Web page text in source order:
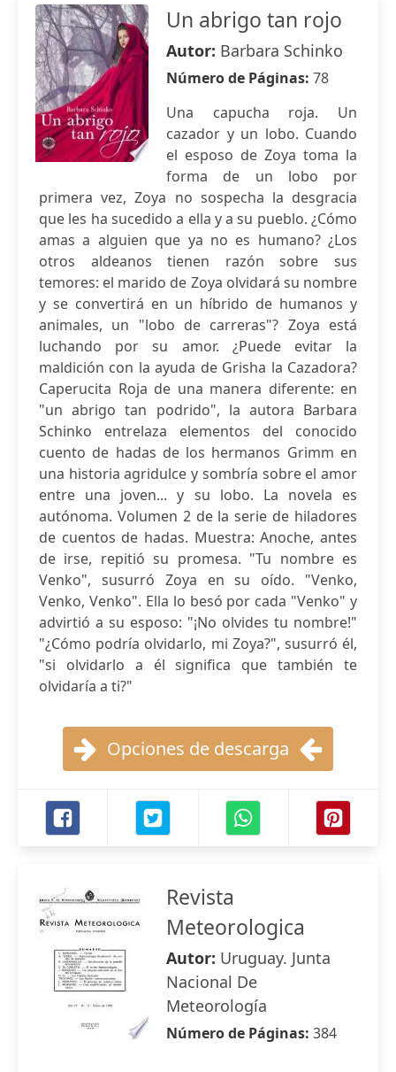
Un abrigo tan rojo
Autor: Barbara Schinko
Número de Páginas: 78
Una capucha roja. Un
cazador y un lobo. Cuando
el esposo de Zoya toma la
forma de un lobo por
primera vez, Zoya no sospecha la desgracia
que les ha sucedido a ella y a su pueblo. ¿Cómo
amas a alguien que ya no es humano? ¿Los
otros aldeanos tienen razón sobre sus
temores: el marido de Zoya olvidará su nombre
y se convertirá en un híbrido de humanos y
animales, un "lobo de carreras"? Zoya está
luchando por su amor. ¿Puede evitar la
maldición con la ayuda de Grisha la Cazadora?
Caperucita Roja de una manera diferente: en
"un abrigo tan podrido", la autora Barbara
Schinko entrelaza elementos del conocido
cuento de hadas de los hermanos Grimm en
una historia agridulce y sombría sobre el amor
entre una joven... y su lobo. La novela es
autónoma. Volumen 2 de la serie de hiladores
de cuentos de hadas. Muestra: Anoche, antes
de irse, repitió su promesa. "Tu nombre es
Venko", susurró Zoya en su oído. "Venko,
Venko, Venko". Ella lo besó por cada "Venko" y
advirtió a su esposo: "¡No olvides tu nombre!"
"¿Cómo podría olvidarlo, mi Zoya?", susurró él,
"si olvidarlo a él significa que también te
olvidaría a ti?"
Opciones de descarga
Revista
Meteorologica
Autor: Uruguay. Junta
Nacional De
Meteorología
Número de Páginas: 384